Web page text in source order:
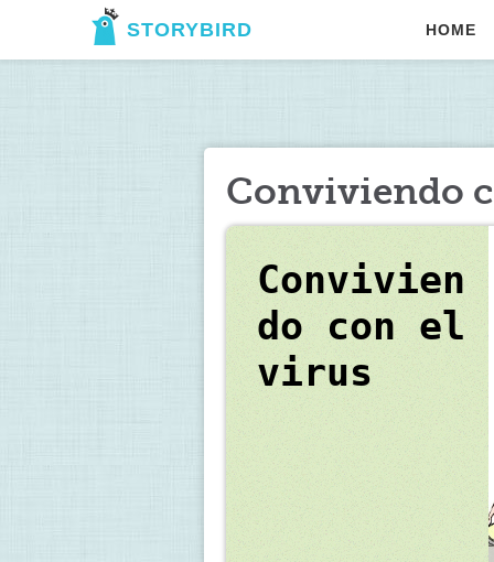
STORYBIRD HOME
Conviviendo
Convivien
do con el
virus